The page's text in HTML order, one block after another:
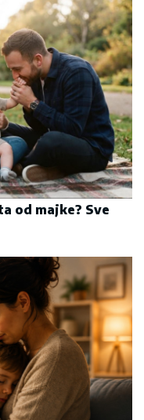
od majke? Sve
na stres? Evo šta